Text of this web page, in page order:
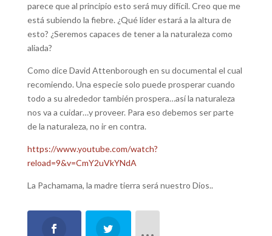
parece que al principio esto será muy difícil. Creo que me
está subiendo la fiebre. ¿Qué líder estará a la altura de
esto? ¿Seremos capaces de tener a la naturaleza como
aliada?
Como dice David Attenborough en su documental el cual
recomiendo. Una especie solo puede prosperar cuando
todo a su alrededor también prospera…así la naturaleza
nos va a cuidar…y proveer. Para eso debemos ser parte
de la naturaleza, no ir en contra.
https://www.youtube.com/watch?
reload=9&v=CmY2uVkYNdA
La Pachamama, la madre tierra será nuestro Dios..